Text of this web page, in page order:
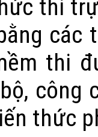
thi
thi
công
thức